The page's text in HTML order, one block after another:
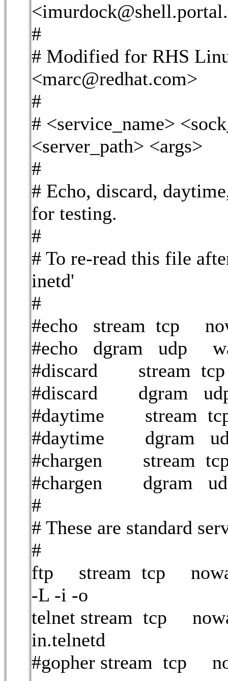
#
# Modified for RHS
<marc@redhat.com>
#
# <service_name>
<server_path> <args>
#
# Echo, discard,
for testing.
#
# To re-read this file
inetd'
#
#echo stream tcp
#echo dgram udp
#discard stream
#discard dgram
#daytime stream
#daytime dgram
#chargen stream
#chargen dgram
#
# These are standard
#
ftp stream tcp
-L -i -o
telnet stream tcp
in.telnetd
#gopher stream tcp